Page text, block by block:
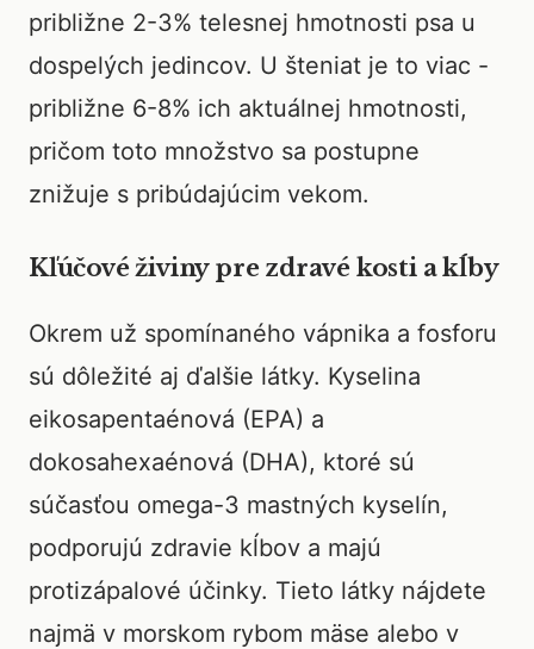
približne 2-3% telesnej hmotnosti psa u
dospelých jedincov. U šteniat je to viac -
približne 6-8% ich aktuálnej hmotnosti,
pričom toto množstvo sa postupne
znižuje s pribúdajúcim vekom.
Kľúčové živiny pre zdravé kosti a kĺby
Okrem už spomínaného vápnika a fosforu
sú dôležité aj ďalšie látky. Kyselina
eikosapentaénová (EPA) a
dokosahexaénová (DHA), ktoré sú
súčasťou omega-3 mastných kyselín,
podporujú zdravie kĺbov a majú
protizápalové účinky. Tieto látky nájdete
najmä v morskom rybom mäse alebo v